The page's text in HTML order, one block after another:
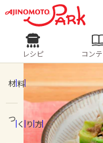
ログイ
ログイン
ホーム
レシピ
人気の食材・レ
きゅうり
レシピ コン
材料
つくり方